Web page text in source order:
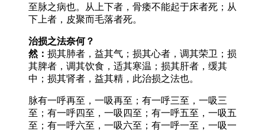
至脉之病也。从上下者，骨痿不能起于床者死；从
下上者，皮聚而毛落者死。
治损之法奈何？
然： 损其肺者，益其气；损其心者，调其荣卫；损
其脾者，调其饮食，适其寒温；损其肝者，缓其
中；损其肾者，益其精，此治损之法也。
脉有一呼再至，一吸再至；有一呼三至，一吸三
至；有一呼四至，一吸四至；有一呼五至，一吸五
至；有一呼六至，一吸六至；有一呼一至，一吸一